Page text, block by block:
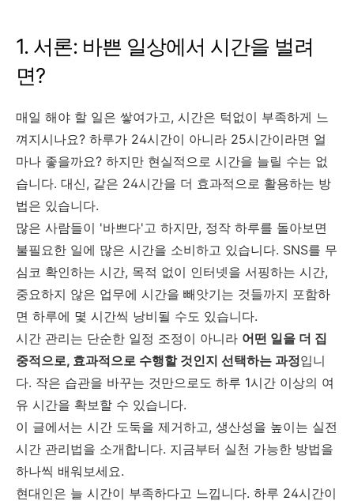
1. 서론: 바쁜 일상에서 시간을 벌려
면?
매일 해야 할 일은 쌓여가고, 시간은 턱없이 부족하게 느
껴지시나요? 하루가 24시간이 아니라 25시간이라면 얼
마나 좋을까요? 하지만 현실적으로 시간을 늘릴 수는 없
습니다. 대신, 같은 24시간을 더 효과적으로 활용하는 방
법은 있습니다.
많은 사람들이 '바쁘다'고 하지만, 정작 하루를 돌아보면
불필요한 일에 많은 시간을 소비하고 있습니다. SNS를 무
심코 확인하는 시간, 목적 없이 인터넷을 서핑하는 시간,
중요하지 않은 업무에 시간을 빼앗기는 것들까지 포함하
면 하루에 몇 시간씩 낭비될 수도 있습니다.
시간 관리는 단순한 일정 조정이 아니라 어떤 일을 더 집
중적으로, 효과적으로 수행할 것인지 선택하는 과정입니
다. 작은 습관을 바꾸는 것만으로도 하루 1시간 이상의 여
유 시간을 확보할 수 있습니다.
이 글에서는 시간 도둑을 제거하고, 생산성을 높이는 실전
시간 관리법을 소개합니다. 지금부터 실천 가능한 방법을
하나씩 배워보세요.
현대인은 늘 시간이 부족하다고 느낍니다. 하루 24시간이